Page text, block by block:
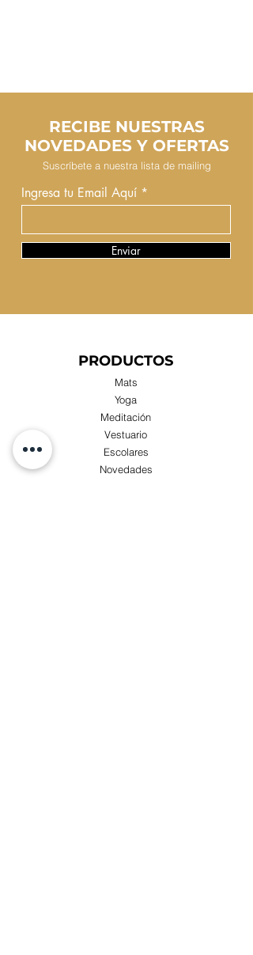
RECIBE NUESTRAS
NOVEDADES Y OFERTAS
Suscríbete a nuestra lista de mailing
Ingresa tu Email Aquí
Enviar
PRODUCTOS
Mats
Yoga
Meditación
Vestuario
Escolares
Novedades